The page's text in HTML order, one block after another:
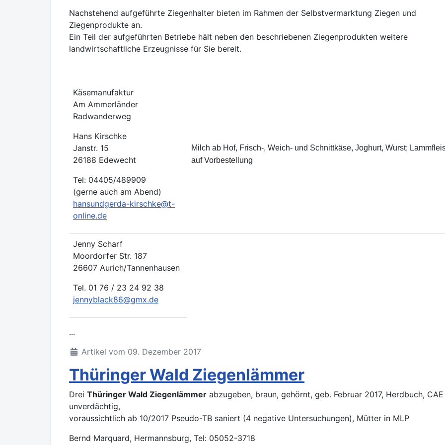
Nachstehend aufgeführte Ziegenhalter bieten im Rahmen der Selbstvermarktung Ziegen und
Ziegenprodukte an.
Ein Teil der aufgeführten Betriebe hält neben den beschriebenen Ziegenprodukten weitere
landwirtschaftliche Erzeugnisse für Sie bereit.
Käsemanufaktur
Am Ammerländer
Radwanderweg
Hans Kirschke
Janstr. 15
26188 Edewecht
Tel: 04405/489909
(gerne auch am Abend)
hansundgerda-kirschke@t-
online.de
Milch ab Hof, Frisch-, Weich- und Schnittkäse, Joghurt, Wurst;
auf Vorbestellung
Jenny Scharf
Moordorfer Str. 187
26607 Aurich/Tannenhausen
Tel. 01 76 / 23 24 92 38
jennyblack86@gmx.de
...
Artikel vom 09. Dezember 2017
Thüringer Wald Ziegenlämmer
Drei Thüringer Wald Ziegenlämmer abzugeben, braun, gehörnt, geb. Februar 2017, Herdbuch, CAE
unverdächtig,
voraussichtlich ab 10/2017 Pseudo-TB saniert (4 negative Untersuchungen), Mütter in MLP
Bernd Marquard, Hermannsburg, Tel: 05052-3718